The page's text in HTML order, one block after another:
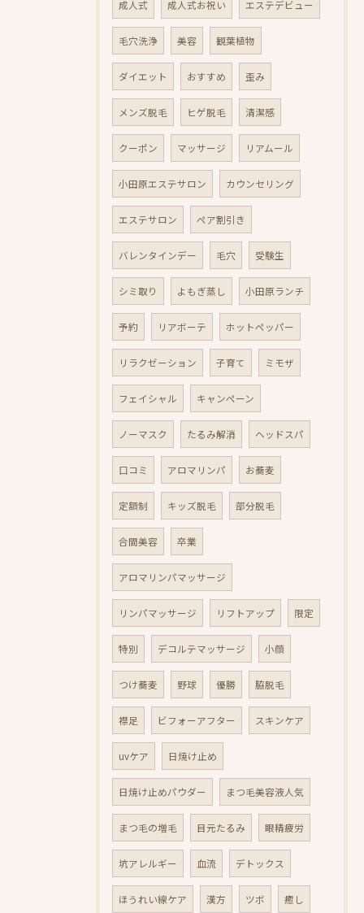
成人式 成人式お祝い エステデビュー
毛穴洗浄 美容 観葉植物
ダイエット おすすめ 歪み
メンズ脱毛 ヒゲ脱毛 清潔感
クーポン マッサージ リアムール
小田原エステサロン カウンセリング
エステサロン ペア割引き
バレンタインデー 毛穴 受験生
シミ取り よもぎ蒸し 小田原ランチ
予約 リアボーテ ホットペッパー
リラクゼーション 子育て ミモザ
フェイシャル キャンペーン
ノーマスク たるみ解消 ヘッドスパ
口コミ アロマリンパ お蕎麦
定額制 キッズ脱毛 部分脱毛
合間美容 卒業
アロマリンパマッサージ
リンパマッサージ リフトアップ 限定
特別 デコルテマッサージ 小顔
つけ蕎麦 野球 優勝 脇脱毛
襟足 ビフォーアフター スキンケア
uvケア 日焼け止め
日焼け止めパウダー まつ毛美容液人気
まつ毛の増毛 目元たるみ 眼精疲労
坑アレルギー 血流 デトックス
ほうれい線ケア 漢方 ツボ 癒し